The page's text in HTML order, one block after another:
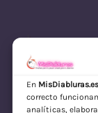
En MisDiabluras.es
correcto
analíticas,